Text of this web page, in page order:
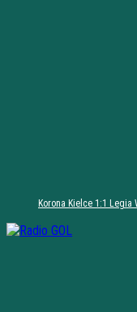
Korona Kielce 1:1